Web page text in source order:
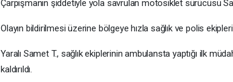
Çarpışmanın şiddetiyle yola savrulan motosiklet sürücüsü
Olayın bildirilmesi üzerine bölgeye hızla sağlık ve polis
Yaralı Samet T., sağlık ekiplerinin ambulansta yaptığı ilk
kaldırıldı.